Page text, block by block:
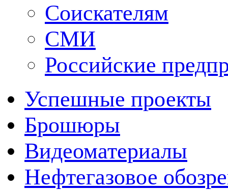
Соискателям
СМИ
Российские
Успешные проекты
Брошюры
Видеоматериалы
Нефтегазовое